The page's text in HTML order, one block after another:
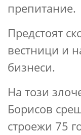
препитание.
Предстоят
вестници и
бизнеси.
На този
Борисов
строежи 75